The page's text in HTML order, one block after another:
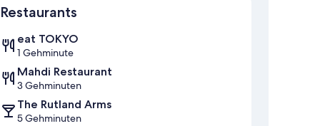
Restaurants
eat TOKYO
1 Gehminute
Mahdi Restaurant
3 Gehminuten
The Rutland Arms
5 Gehminuten